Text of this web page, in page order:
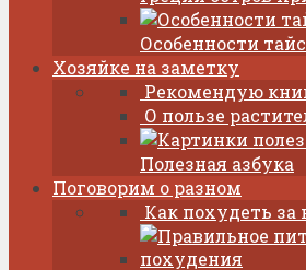
Особенности
Хозяйке на заметку
Рекомендую
О пользе
Полезная азбука
Поговорим о разном
Как похудеть за